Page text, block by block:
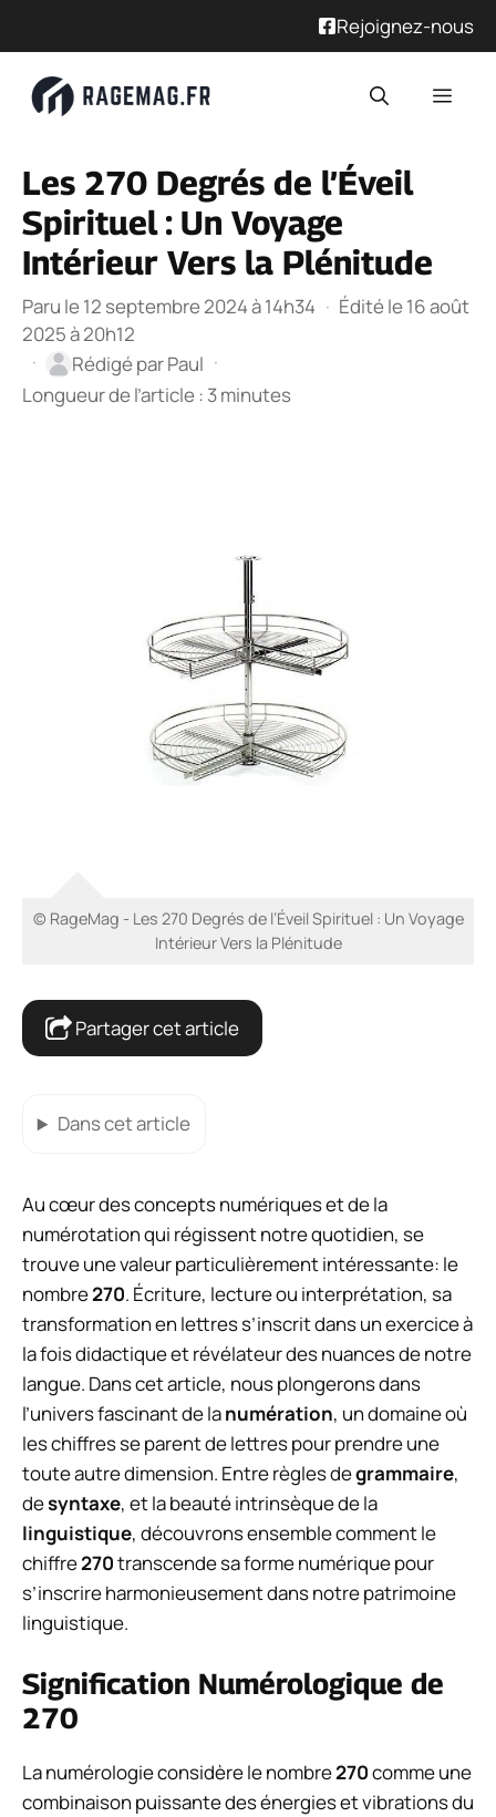
Rejoignez-nous
Les 270 Degrés de l’Éveil
Spirituel : Un Voyage
Intérieur Vers la Plénitude
Paru le 12 septembre 2024 à 14h34 · Édité le 16 août
2025 à 20h12
·
Rédigé parPaul ·
Longueur de l’article : 3 minutes
© RageMag - Les 270 Degrés de l’Éveil Spirituel : Un Voyage
Intérieur Vers la Plénitude
Partager cet article
Dans cet article
Au cœur des concepts numériques et de la
numérotation qui régissent notre quotidien, se
trouve une valeur particulièrement intéressante: le
nombre270. Écriture, lecture ou interprétation, sa
transformation en lettres s’inscrit dans un exercice à
la fois didactique et révélateur des nuances de notre
langue. Dans cet article, nous plongerons dans
l’univers fascinant de lanumération, un domaine où
les chiffres se parent de lettres pour prendre une
toute autre dimension. Entre règles degrammaire,
desyntaxe, et la beauté intrinsèque de la
linguistique, découvrons ensemble comment le
chiffre270transcende sa forme numérique pour
s’inscrire harmonieusement dans notre patrimoine
linguistique.
Signification Numérologique de
270
La numérologie considère le nombre270comme une
combinaison puissante des énergies et vibrations du